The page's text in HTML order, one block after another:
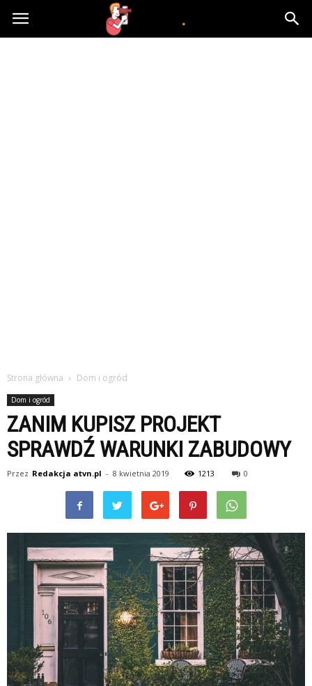
atvn.pl
Strona główna Dom i ogród
Dom i ogród
ZANIM KUPISZ PROJEKT
SPRAWDŹ WARUNKI ZABUDOWY
Przez Redakcja atvn.pl - 8 kwietnia 2019 1213 0